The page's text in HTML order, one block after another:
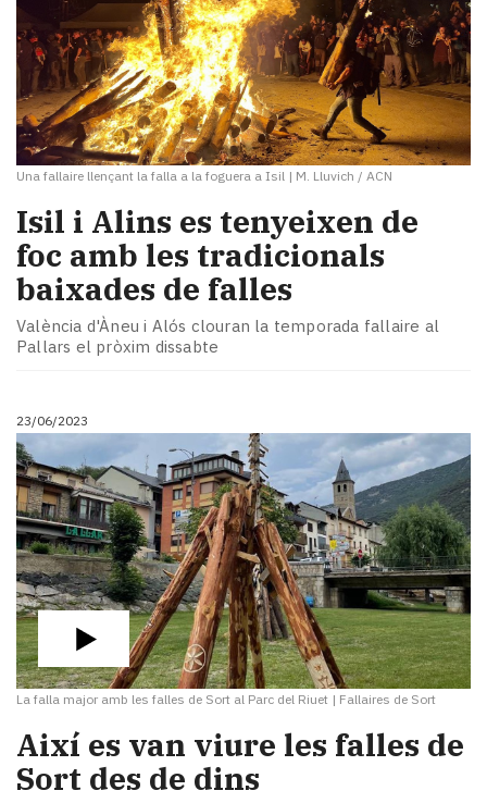
Una fallaire llençant la falla a la foguera a Isil | M. Lluvich / ACN
Isil i Alins es tenyeixen de
foc amb les tradicionals
baixades de falles
València d'Àneu i Alós clouran la temporada fallaire al
Pallars el pròxim dissabte
23/06/2023
La falla major amb les falles de Sort al Parc del Riuet | Fallaires de Sort
Així es van viure les falles de
Sort des de dins